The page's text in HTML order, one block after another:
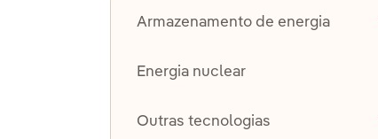
Armazenamento de energia
Energia nuclear
Outras tecnologias